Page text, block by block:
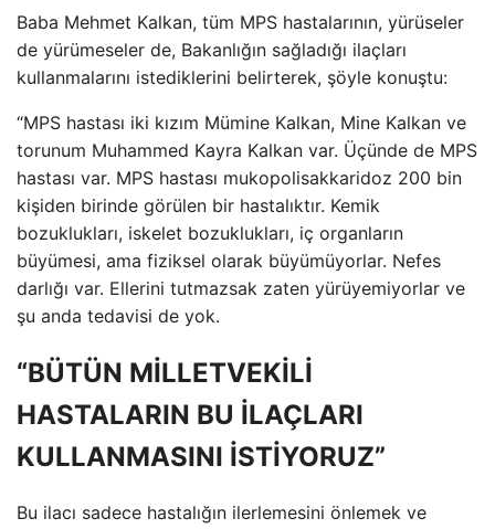
Baba Mehmet Kalkan, tüm MPS hastalarının, yürüseler
de yürümeseler de, Bakanlığın sağladığı ilaçları
kullanmalarını istediklerini belirterek, şöyle konuştu:
“MPS hastası iki kızım Mümine Kalkan, Mine Kalkan ve
torunum Muhammed Kayra Kalkan var. Üçünde de MPS
hastası var. MPS hastası mukopolisakkaridoz 200 bin
kişiden birinde görülen bir hastalıktır. Kemik
bozuklukları, iskelet bozuklukları, iç organların
büyümesi, ama fiziksel olarak büyümüyorlar. Nefes
darlığı var. Ellerini tutmazsak zaten yürüyemiyorlar ve
şu anda tedavisi de yok.
“BÜTÜN MİLLETVEKİLİ
HASTALARIN BU İLAÇLARI
KULLANMASINI İSTİYORUZ”
Bu ilacı sadece hastalığın ilerlemesini önlemek ve